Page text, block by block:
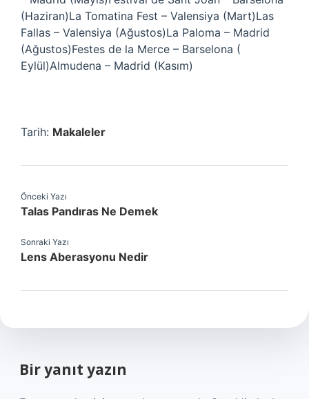
(Haziran)La Tomatina Fest – Valensiya (Mart)Las
Fallas – Valensiya (Ağustos)La Paloma – Madrid
(Ağustos)Festes de la Merce – Barselona (
Eylül)Almudena – Madrid (Kasım)
Tarih: Makaleler
Önceki Yazı
Talas Pandıras Ne Demek
Sonraki Yazı
Lens Aberasyonu Nedir
Bir yanıt yazın